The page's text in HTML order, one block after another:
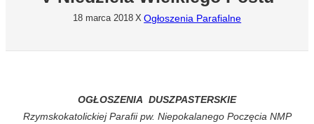
18 marca 2018 X Ogłoszenia Parafialne
OGŁOSZENIA DUSZPASTERSKIE
Rzymskokatolickiej Parafii pw. Niepokalanego Poczęcia NMP